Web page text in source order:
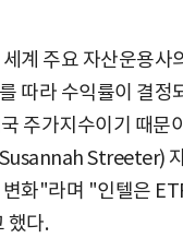
계 주요 자산운용사
따라 수익률이 결
주가지수이기 때문
Streeter)
화"라며 "인텔은
했다.